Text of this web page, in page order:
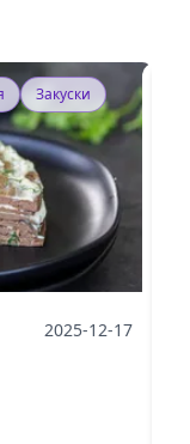
Закуски
2025-12-17